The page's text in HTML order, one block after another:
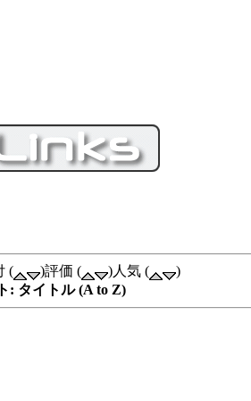
( )評価 ( )人気 (
)
: タイトル (A to Z)